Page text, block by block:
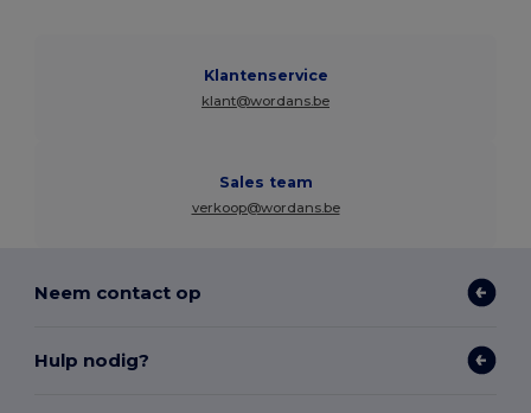
Klantenservice
klant@wordans.be
Sales team
verkoop@wordans.be
Neem contact op
Hulp nodig?